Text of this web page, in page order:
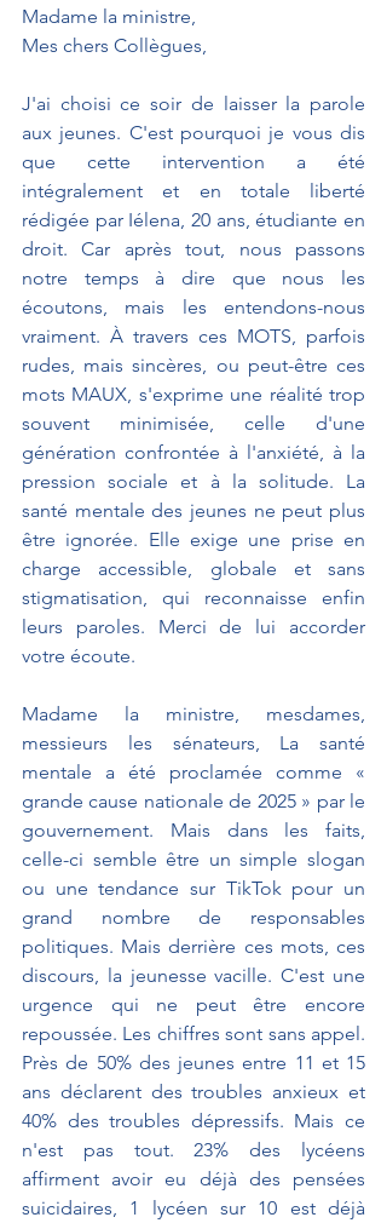
Madame la ministre,
Mes chers Collègues,
J'ai choisi ce soir de laisser la parole
aux jeunes. C'est pourquoi je vous dis
que cette intervention a été
intégralement et en totale liberté
rédigée par Iélena, 20 ans, étudiante en
droit. Car après tout, nous passons
notre temps à dire que nous les
écoutons, mais les entendons-nous
vraiment. À travers ces MOTS, parfois
rudes, mais sincères, ou peut-être ces
mots MAUX, s'exprime une réalité trop
souvent minimisée, celle d'une
génération confrontée à l'anxiété, à la
pression sociale et à la solitude. La
santé mentale des jeunes ne peut plus
être ignorée. Elle exige une prise en
charge accessible, globale et sans
stigmatisation, qui reconnaisse enfin
leurs paroles. Merci de lui accorder
votre écoute.
Madame la ministre, mesdames,
messieurs les sénateurs, La santé
mentale a été proclamée comme «
grande cause nationale de 2025 » par le
gouvernement. Mais dans les faits,
celle-ci semble être un simple slogan
ou une tendance sur TikTok pour un
grand nombre de responsables
politiques. Mais derrière ces mots, ces
discours, la jeunesse vacille. C'est une
urgence qui ne peut être encore
repoussée. Les chiffres sont sans appel.
Près de 50% des jeunes entre 11 et 15
ans déclarent des troubles anxieux et
40% des troubles dépressifs. Mais ce
n'est pas tout. 23% des lycéens
affirment avoir eu déjà des pensées
suicidaires, 1 lycéen sur 10 est déjà